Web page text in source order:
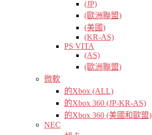
(JP)
(歐洲聯盟)
(美國)
(KR-AS)
PS VITA
(AS)
(歐洲聯盟)
微軟
的Xbox (ALL)
的Xbox 360 (JP-KR-AS)
的Xbox 360 (美國和歐盟)
NEC